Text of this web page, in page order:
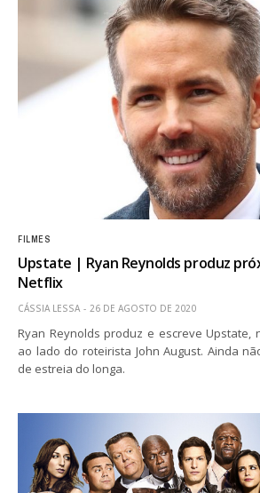
FILMES
Upstate | Ryan Reynolds produz
Netflix
CÁSSIA LESSA 26 DE AGOSTO DE 2020
Ryan Reynolds produz e escreve Upstate,
ao lado do roteirista John August. Ainda
de estreia do longa.